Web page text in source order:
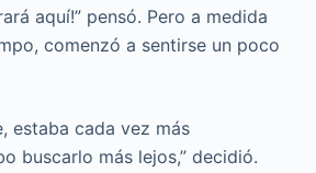
aquí!” pensó. Pero a medida
comenzó a sentirse un poco
estaba cada vez más
buscarlo más lejos,” decidió.